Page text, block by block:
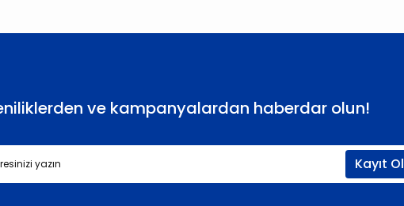
Gönder
ve kampanyalardan haberdar olun!
Kayıt Ol